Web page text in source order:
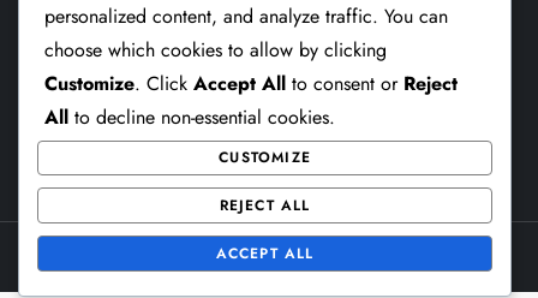
Zásady Ochrany Osobních Údajů
O Nás
Obchodní Podmínky
Theme Cube Speed byKantipur Themes
personalized content, and analyze traffic. You can
choose which cookies to allow by clicking
Customize. Click Accept All to consent or Reject
All to decline non-essential cookies.
CUSTOMIZE
REJECT ALL
ACCEPT ALL